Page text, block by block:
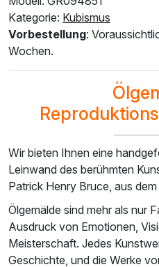
F4613-236
€150.56
88.83
€
217.06
Kategorie: Kubismus
Vorbestellung:
Wochen.
Wir bieten Ihnen eine
Leinwand des berühmten
Patrick Henry Bruce, aus
Ölgemälde sind mehr als nur
Ausdruck von Emotionen,
Meisterschaft. Jedes
Geschichte, und die Werke